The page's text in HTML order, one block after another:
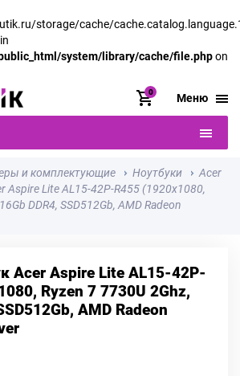
storage/cache/
system/library/cache/file.phpon
0 Меню
и комплектующие Ноутбуки
Acer
Aspire Lite AL15-42P-R455 (1920x1080,
DDR4, SSD512Gb, AMD Radeon
Acer Aspire Lite AL15-42P-
Ryzen 7 7730U 2Ghz,
AMD Radeon